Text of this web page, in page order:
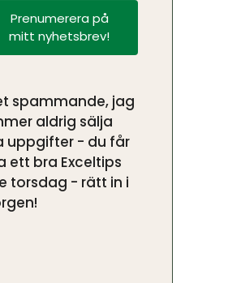
Prenumerera på
mitt nyhetsbrev!
spammande, jag
aldrig sälja
uppgifter - du får
ett bra Exceltips
torsdag - rätt in i